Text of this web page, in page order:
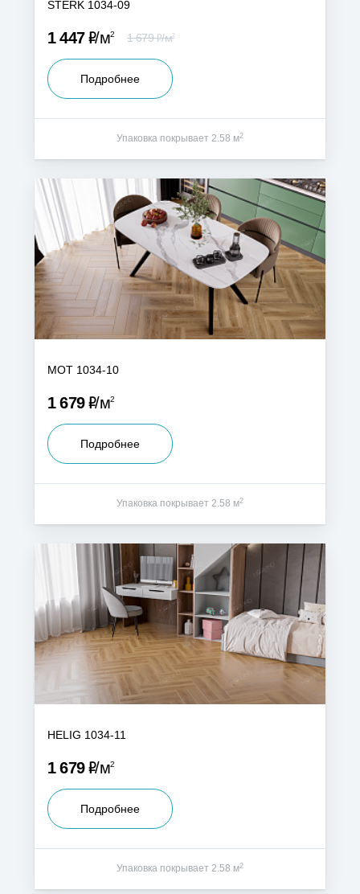
STERK 1034-09
1 679Р м2
1 447Р м2
Подробнее
Упаковка покрывает 2.58 м2
MOT 1034-10
1 679Р м2
Подробнее
Упаковка покрывает 2.58 м2
HELIG 1034-11
1 679Р м2
Подробнее
Упаковка покрывает 2.58 м2